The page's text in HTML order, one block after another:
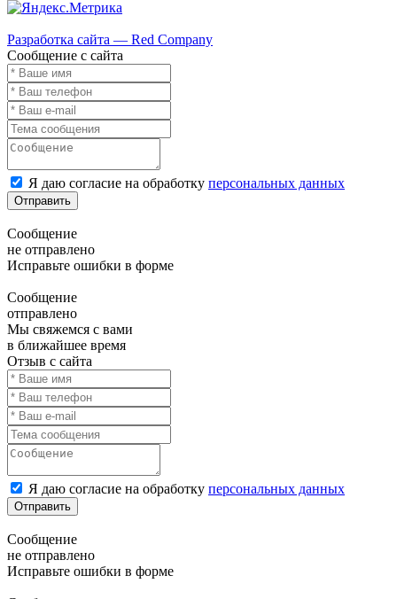
Разработка сайта — Red Company
Сообщение с сайта
Я даю согласие на обработку персональных данных
Отправить
Сообщение
не отправлено
Исправьте ошибки в форме
Сообщение
отправлено
Мы свяжемся с вами
в ближайшее время
Отзыв с сайта
Я даю согласие на обработку персональных данных
Отправить
Сообщение
не отправлено
Исправьте ошибки в форме